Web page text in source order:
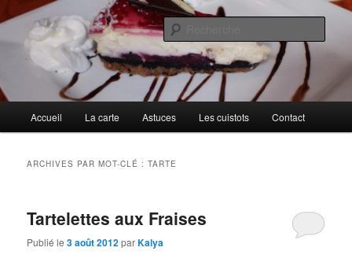
au
contenu
principal
au
contenu
secondaireAu petit gargouillis
Cuisines d'internautes.
principal
Accueil La carte Astuces Les cuistots Contact
ARCHIVES PAR MOT-CLÉ :TARTE
Tartelettes aux Fraises
Publié le3 août 2012parKalya